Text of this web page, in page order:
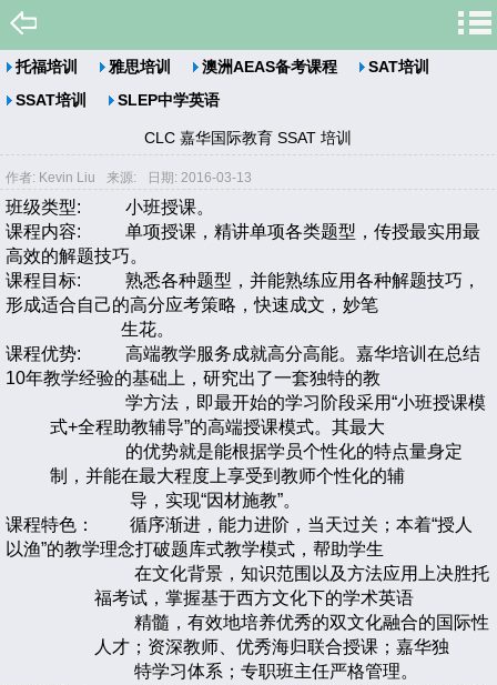
托福培训 雅思培训 澳洲AEAS备考课程
SAT培训
SSAT培训
SLEP中学英语
CLC 嘉华国际教育 SSAT 培训
作者: Kevin Liu 来源: 日期: 2016-03-13
班级类型: 小班授课。
课程内容: 单项授课，精讲单项各类题型，传授最实用最
高效的解题技巧。
课程目标: 熟悉各种题型，并能熟练应用各种解题技巧，
形成适合自己的高分应考策略，快速成文，妙笔
生花。
课程优势: 高端教学服务成就高分高能。嘉华培训在总结
10年教学经验的基础上，研究出了一套独特的教
学方法，即最开始的学习阶段采用“小班授课模
式+全程助教辅导”的高端授课模式。其最大
的优势就是能根据学员个性化的特点量身定
制，并能在最大程度上享受到教师个性化的辅
导，实现“因材施教”。
课程特色： 循序渐进，能力进阶，当天过关；本着“授人
以渔”的教学理念打破题库式教学模式，帮助学生
在文化背景，知识范围以及方法应用上决胜托
福考试，掌握基于西方文化下的学术英语
精髓，有效地培养优秀的双文化融合的国际性
人才；资深教师、优秀海归联合授课；嘉华独
特学习体系；专职班主任严格管理。